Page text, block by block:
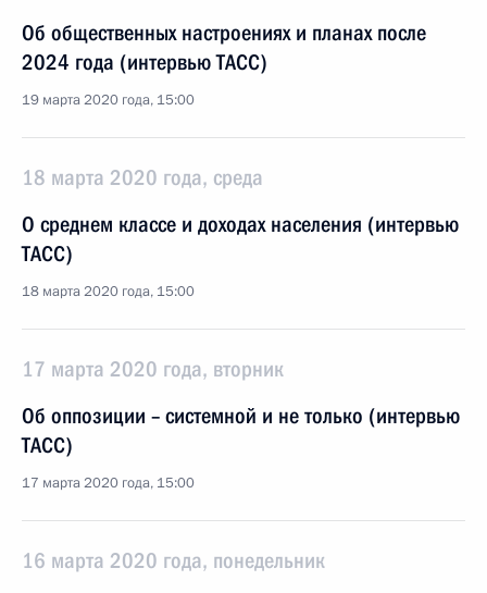
Об общественных настроениях и планах после
2024 года (интервью ТАСС)
19 марта 2020 года, 15:00
18 марта 2020 года, среда
О среднем классе и доходах населения (интервью
ТАСС)
18 марта 2020 года, 15:00
17 марта 2020 года, вторник
Об оппозиции – системной и не только (интервью
ТАСС)
17 марта 2020 года, 15:00
16 марта 2020 года, понедельник